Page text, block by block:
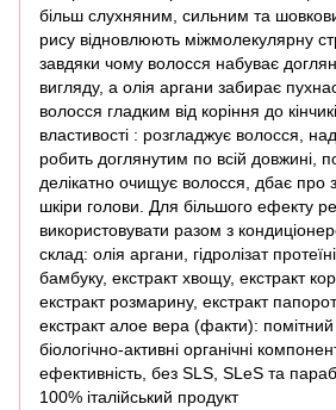
більш слухняним, сильним та
рису відновлюють міжмолекулярну
завдяки чому волосся набуває
вигляду, а олія аргани забирає
волосся гладким від коріння до
властивості : розгладжує волосся,
робить доглянутим по всій довжині,
делікатно очищує волосся, дбає про
шкіри голови. Для більшого ефекту
використовувати разом з
склад: олія аргани, гідролізат
бамбуку, екстракт хвощу, екстракт
екстракт розмарину, екстракт
екстракт алое вера (факти): помітний
біологічно-активні органічні
ефективність, без SLS, SLeS та
100% італійський продукт